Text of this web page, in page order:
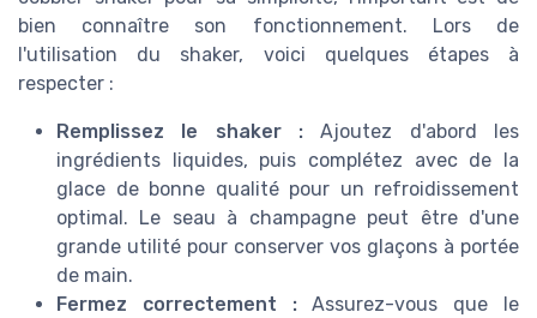
bien connaître son fonctionnement. Lors de
l'utilisation du shaker, voici quelques étapes à
respecter :
Remplissez le shaker : Ajoutez d'abord les
ingrédients liquides, puis complétez avec de la
glace de bonne qualité pour un refroidissement
optimal. Le seau à champagne peut être d'une
grande utilité pour conserver vos glaçons à portée
de main.
Fermez correctement :Assurez-vous que le